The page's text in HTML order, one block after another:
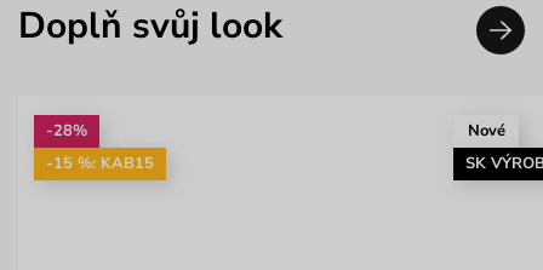
Doplň svůj look
-28%
-15 %: KAB15
Nové
SK